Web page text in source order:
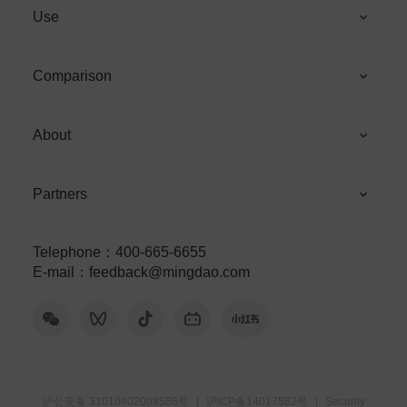
Use
Comparison
About
Partners
Telephone ： 400-665-6655
E-mail
： feedback@mingdao.com